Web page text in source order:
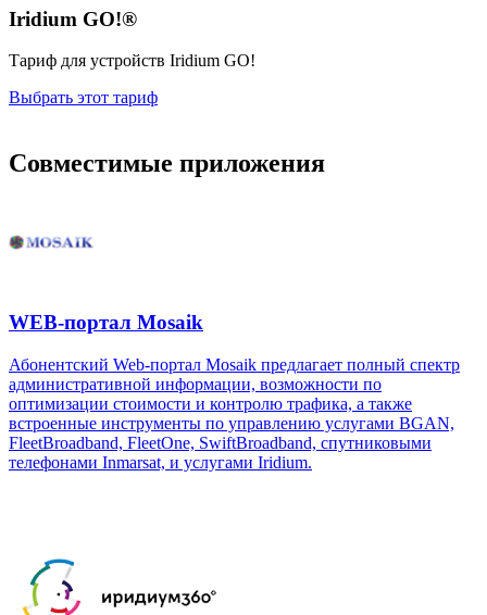
Iridium GO!®
Тариф для устройств Iridium GO!
Выбрать этот тариф
Совместимые приложения
WEB-портал Mosaik
Абонентский Web-портал Mosaik предлагает полный спектр
административной информации, возможности по
оптимизации стоимости и контролю трафика, а также
встроенные инструменты по управлению услугами BGAN,
FleetBroadband, FleetOne, SwiftBroadband, спутниковыми
телефонами Inmarsat, и услугами Iridium.